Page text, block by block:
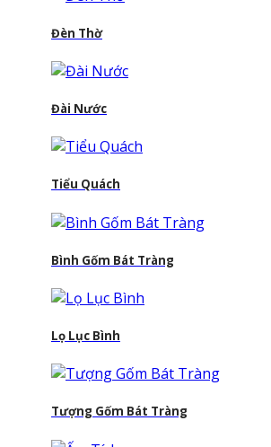
Đèn Thờ
Đài Nước
Tiểu Quách
Bình Gốm Bát Tràng
Lọ Lục Bình
Tượng Gốm Bát Tràng